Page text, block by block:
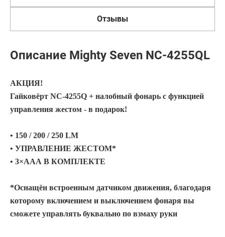
Отзывы
Описание Mighty Seven NC-4255QL
АКЦИЯ!
Гайковёрт NC-4255Q + налобный фонарь с функцией
управления жестом - в подарок!
• 150 / 200 / 250 LM
• УПРАВЛЕНИЕ ЖЕСТОМ*
• 3×ААА В КОМПЛЕКТЕ
*Оснащён встроенным датчиком движения, благодаря
которому включением и выключением фонаря вы
сможете управлять буквально по взмаху руки